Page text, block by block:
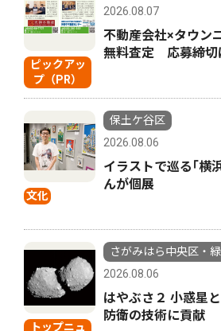
ピックアッ
プ（PR）
2026.08.07
不動産会社×タウ
無料査定 応募締切
文化
保土ケ谷区
2026.08.06
イラストで巡る｢横
んが個展
トップニュ
さがみはら中央区・
2026.08.06
はやぶさ２ 小惑星
防衛の技術に貢献